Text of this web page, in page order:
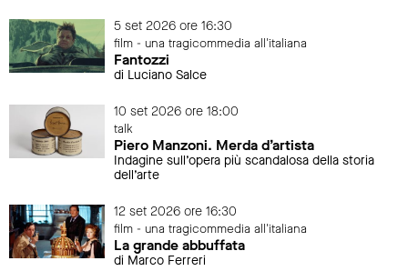
5 set 2026 ore 16:30
film - una tragicommedia all'italiana
Fantozzi
di Luciano Salce
10 set 2026 ore 18:00
talk
Piero Manzoni. Merda d’artista
Indagine sull’opera più scandalosa della storia
dell’arte
12 set 2026 ore 16:30
film - una tragicommedia all'italiana
La grande abbuffata
di Marco Ferreri